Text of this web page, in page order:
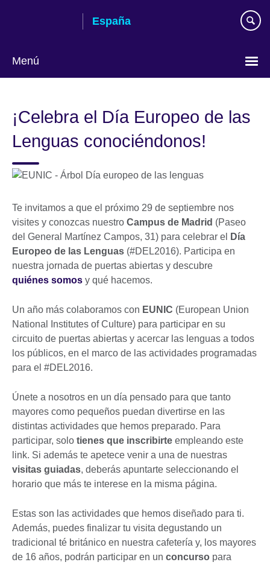
España
Menú
¡Celebra el Día Europeo de las
Lenguas conociéndonos!
Te invitamos a que el próximo 29 de septiembre nos
visites y conozcas nuestro Campus de Madrid (Paseo
del General Martínez Campos, 31) para celebrar el
Día
Europeo de las Lenguas (#DEL2016). Participa en
nuestra jornada de puertas abiertas y descubre
quiénes somos y qué hacemos.
Un año más colaboramos con EUNIC (European Union
National Institutes of Culture) para participar en su
circuito de puertas abiertas y acercar las lenguas a todos
los públicos, en el marco de las actividades programadas
para el #DEL2016.
Únete a nosotros en un día pensado para que tanto
mayores como pequeños puedan divertirse en las
distintas actividades que hemos preparado. Para
participar, solo tienes que inscribirte empleando este
link. Si además te apetece venir a una de nuestras
visitas guiadas, deberás apuntarte seleccionando el
horario que más te interese en la misma página.
Estas son las actividades que hemos diseñado para ti.
Además, puedes finalizar tu visita degustando un
tradicional té británico en nuestra cafetería y, los mayores
de 16 años, podrán participar en un concurso para